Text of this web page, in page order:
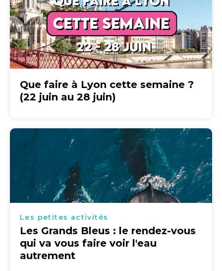
Que faire à Lyon cette semaine ?
(22 juin au 28 juin)
Les petites activités
Les Grands Bleus : le rendez-vous
qui va vous faire voir l'eau
autrement